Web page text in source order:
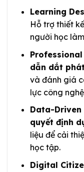
Learning
Hỗ trợ thiết
người học
dẫn dắt
và đánh giá
lực công
Data-Driven
quyết định
liệu để cải
học tập.
Digital